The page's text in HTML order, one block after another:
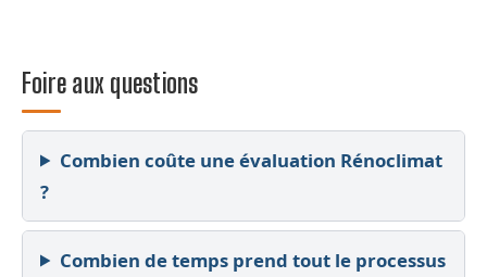
Foire aux questions
Combien coûte une évaluation Rénoclimat
?
Combien de temps prend tout le processus